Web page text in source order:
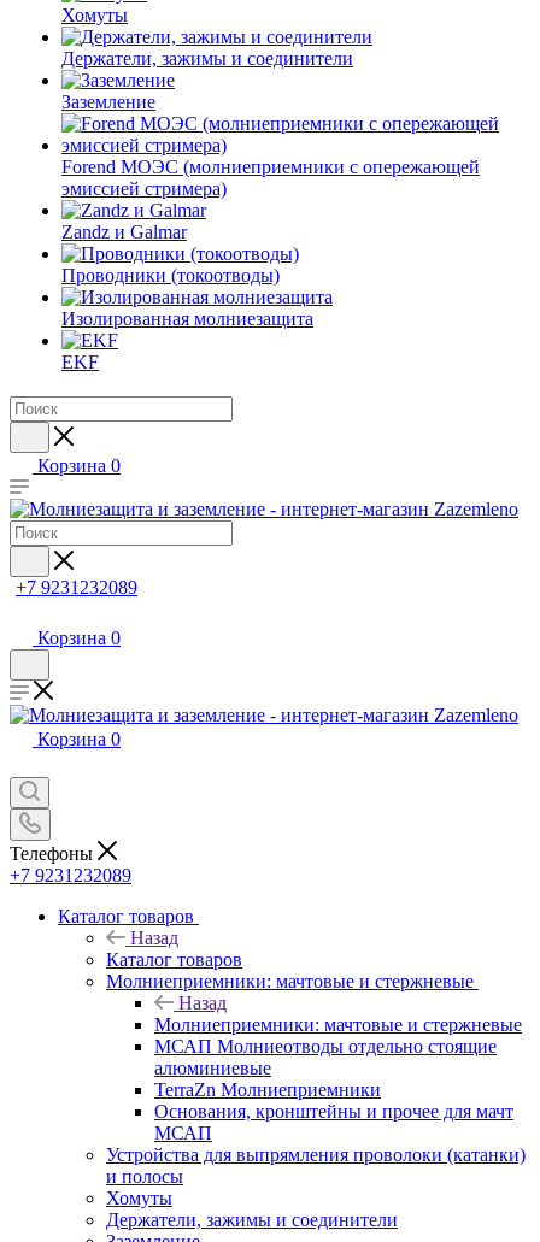
Хомуты
Держатели, зажимы и соединители
Заземление
Forend МОЭС (молниеприемники с опережающей
эмиссией стримера)
Zandz и Galmar
Проводники (токоотводы)
Изолированная молниезащита
EKF
Корзина 0
+7 9231232089
Корзина 0
Корзина 0
Телефоны
+7 9231232089
Каталог товаров
Назад
Каталог товаров
Молниеприемники: мачтовые и стержневые
Назад
Молниеприемники: мачтовые и стержневые
МСАП Молниеотводы отдельно стоящие
алюминиевые
TerraZn Молниеприемники
Основания, кронштейны и прочее для мачт
МСАП
Устройства для выпрямления проволоки (катанки)
и полосы
Хомуты
Держатели, зажимы и соединители